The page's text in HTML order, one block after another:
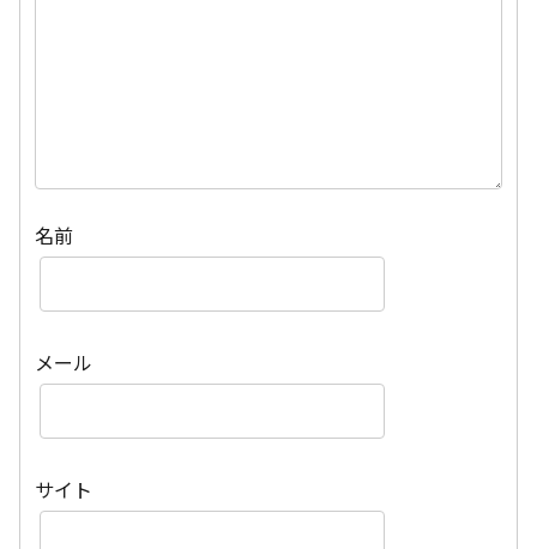
名前
メール
サイト